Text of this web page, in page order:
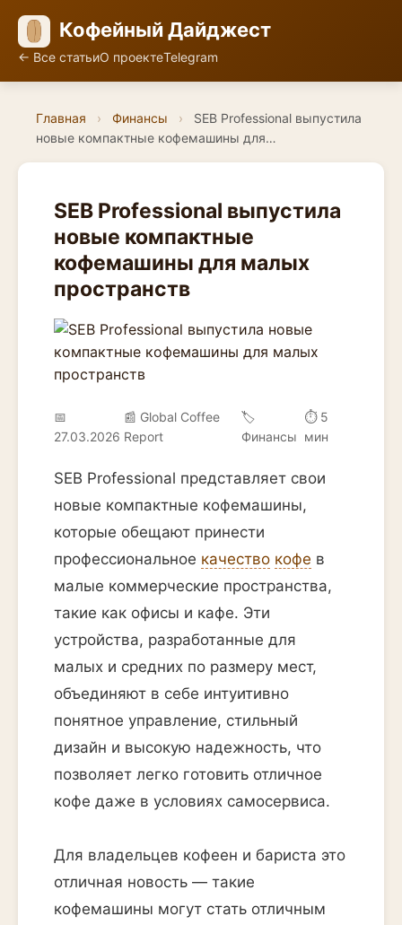
Кофейный Дайджест
← Все статьиО проектеTelegram
Главная › Финансы ›
SEB Professional выпустила
новые компактные кофемашины для…
SEB Professional выпустила
новые компактные
кофемашины для малых
пространств
📅
27.03.2026
📰 Global Coffee
Report
🏷️
Финансы
⏱ 5
мин
SEB Professional представляет свои
новые компактные кофемашины,
которые обещают принести
профессиональное качество кофе в
малые коммерческие пространства,
такие как офисы и кафе. Эти
устройства, разработанные для
малых и средних по размеру мест,
объединяют в себе интуитивно
понятное управление, стильный
дизайн и высокую надежность, что
позволяет легко готовить отличное
кофе даже в условиях самосервиса.
Для владельцев кофеен и бариста это
отличная новость — такие
кофемашины могут стать отличным